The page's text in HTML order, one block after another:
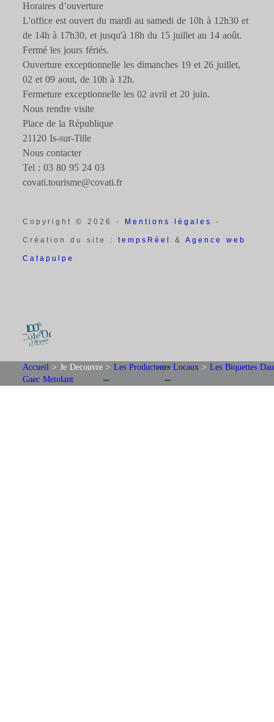
Accueil >Je Decouvre >Les Producteurs Locaux >Les Biquettes
Gaec Metolant
Horaires d’ouverture
L'office est ouvert du mardi au samedi de 10h à 12h30 et
de 14h à 17h30, et jusqu'à 18h du 15 juillet au 14 août.
Fermé les jours fériés.
Ouverture exceptionnelle les dimanches 19 et 26 juillet,
02 et 09 aout, de 10h à 12h.
Fermeture exceptionnelle les 02 avril et 20 juin.
Nous rendre visite
Place de la République
21120 Is-sur-Tille
Nous contacter
Tel : 03 80 95 24 03
covati.tourisme@covati.fr
Copyright © 2026 - Mentions légales -
Création du site :tempsRéel&Agence web
Catapulpe